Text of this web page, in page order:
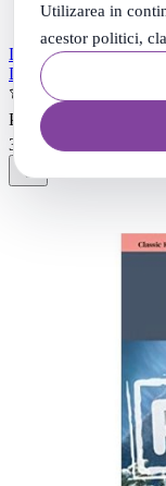
Utilizarea in
acestor politici,
Literatura adaptata
Dooley
PRP: 38
36
92Lei